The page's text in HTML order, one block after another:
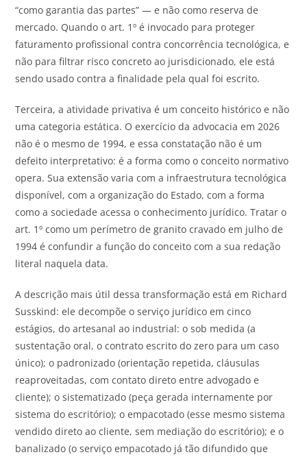
“como garantia das partes” — e não como reserva de
mercado. Quando o art. 1º é invocado para proteger
faturamento profissional contra concorrência tecnológica, e
não para filtrar risco concreto ao jurisdicionado, ele está
sendo usado contra a finalidade pela qual foi escrito.
Terceira, a atividade privativa é um conceito histórico e não
uma categoria estática. O exercício da advocacia em 2026
não é o mesmo de 1994, e essa constatação não é um
defeito interpretativo: é a forma como o conceito normativo
opera. Sua extensão varia com a infraestrutura tecnológica
disponível, com a organização do Estado, com a forma
como a sociedade acessa o conhecimento jurídico. Tratar o
art. 1º como um perímetro de granito cravado em julho de
1994 é confundir a função do conceito com a sua redação
literal naquela data.
A descrição mais útil dessa transformação está em Richard
Susskind: ele decompõe o serviço jurídico em cinco
estágios, do artesanal ao industrial: o sob medida (a
sustentação oral, o contrato escrito do zero para um caso
único); o padronizado (orientação repetida, cláusulas
reaproveitadas, com contato direto entre advogado e
cliente); o sistematizado (peça gerada internamente por
sistema do escritório); o empacotado (esse mesmo sistema
vendido direto ao cliente, sem mediação do escritório); e o
banalizado (o serviço empacotado já tão difundido que